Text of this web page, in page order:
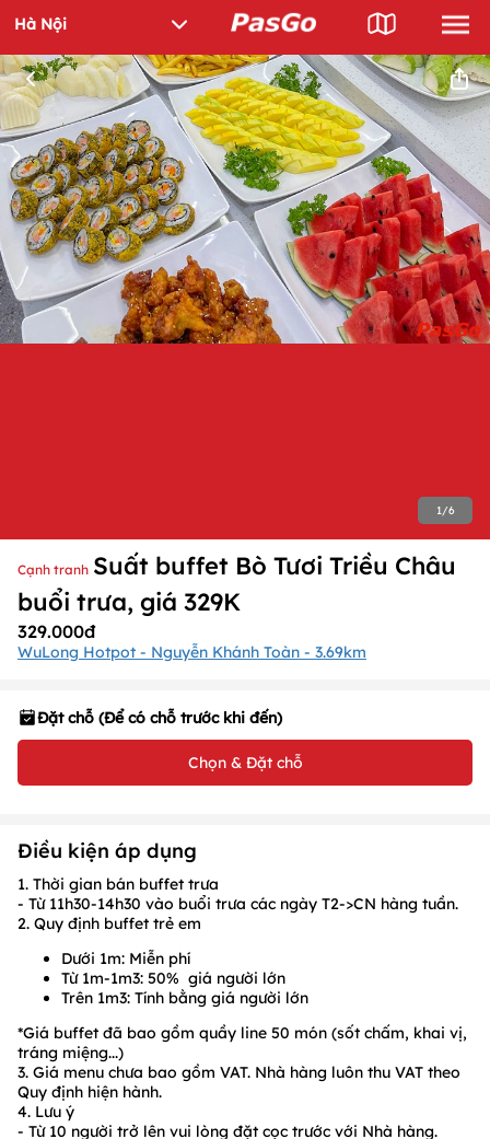
1/6
Cạnh tranh Suất buffet Bò Tươi Triều Châu
buổi trưa, giá 329K
329.000đ
WuLong Hotpot - Nguyễn Khánh Toàn - 3.69km
Đặt chỗ (Để có chỗ trước khi đến)
Chọn & Đặt chỗ
Điều kiện áp dụng
1. Thời gian bán buffet trưa
- Từ 11h30-14h30 vào buổi trưa các ngày T2->CN hàng tuần.
2. Quy định buffet trẻ em
Dưới 1m: Miễn phí
Từ 1m-1m3: 50% giá người lớn
Trên 1m3: Tính bằng giá người lớn
*Giá buffet đã bao gồm quầy line 50 món (sốt chấm, khai vị,
tráng miệng...)
3. Giá menu chưa bao gồm VAT. Nhà hàng luôn thu VAT theo
Quy định hiện hành.
4. Lưu ý
- Từ 10 người trở lên vui lòng đặt cọc trước với Nhà hàng.